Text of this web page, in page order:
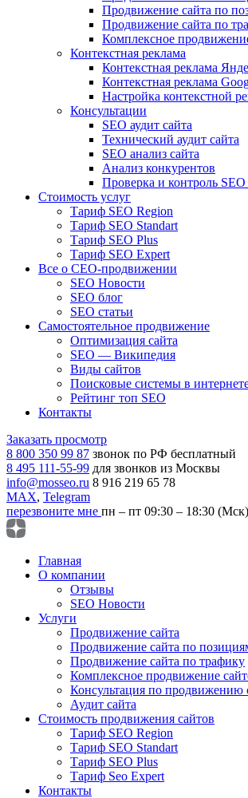
Продвижение сайта по
Продвижение сайта по
Комплексное
Контекстная реклама
Контекстная реклама
Контекстная реклама
Настройка контекстной
Консультации
SEO аудит сайта
Технический аудит сайта
SEO анализ сайта
Анализ конкурентов
Проверка и контроль
Стоимость услуг
Тариф SEO Region
Тариф SEO Standart
Тариф SEO Plus
Тариф SEO Expert
Все о СЕО-продвижении
SEO Новости
SEO блог
SEO статьи
Самостоятельное продвижение
Оптимизация сайта
SEO — Википедия
Виды сайтов
Поисковые системы в
Рейтинг топ SEO
Контакты
Заказать просмотр
8 800 350 99 87 звонок по РФ бесплатный
8 495 111-55-99 для звонков из Москвы
info@mosseo.ru 8 916 219 65 78
MAX, Telegram
перезвоните мне пн – пт 09:30 – 18:30 (Мск)
Главная
О компании
Отзывы
SEO Новости
Услуги
Продвижение сайта
Продвижение сайта по
Продвижение сайта по трафику
Комплексное продвижение
Консультация по продвижению
Аудит сайта
Стоимость продвижения сайтов
Тариф SEO Region
Тариф SEO Standart
Тариф SEO Plus
Тариф Seo Expert
Контакты